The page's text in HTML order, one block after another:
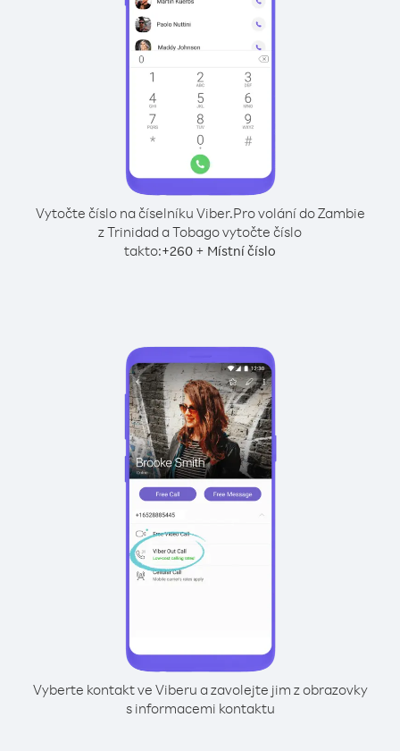
Vytočte číslo na číselníku Viber.Pro volání do Zambie
z Trinidad a Tobago vytočte číslo
takto:+260 + Místní číslo
Vyberte kontakt ve Viberu a zavolejte jim z obrazovky
s informacemi kontaktu